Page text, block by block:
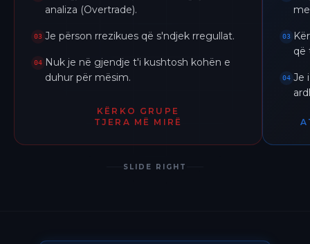
analiza (Overtrade).
03 Je përson rrezikues që s'ndjek rregullat.
04 Nuk je në gjendje t'i kushtosh kohën e
duhur për mësim.
KËRKO GRUPE
TJERA MË MIRË
03
që
04 Je
SLIDE RIGHT